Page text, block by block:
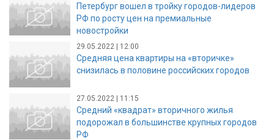
Петербург вошел в тройку городов-лидеров
РФ по росту цен на премиальные
новостройки
29.05.2022 | 12:00
Средняя цена квартиры на «вторичке»
снизилась в половине российских городов
27.05.2022 | 11:15
Средний «квадрат» вторичного жилья
подорожал в большинстве крупных городов
РФ